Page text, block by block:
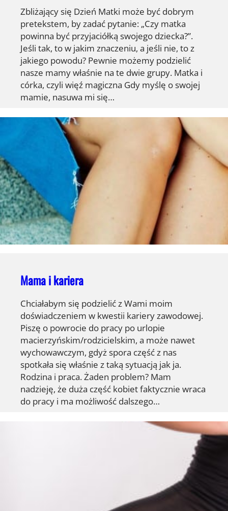
Zbliżający się Dzień Matki może być dobrym
pretekstem, by zadać pytanie: „Czy matka
powinna być przyjaciółką swojego dziecka?”.
Jeśli tak, to w jakim znaczeniu, a jeśli nie, to z
jakiego powodu? Pewnie możemy podzielić
nasze mamy właśnie na te dwie grupy. Matka i
córka, czyli więź magiczna Gdy myślę o swojej
mamie, nasuwa mi się…
Mama i kariera
Chciałabym się podzielić z Wami moim
doświadczeniem w kwestii kariery zawodowej.
Piszę o powrocie do pracy po urlopie
macierzyńskim/rodzicielskim, a może nawet
wychowawczym, gdyż spora część z nas
spotkała się właśnie z taką sytuacją jak ja.
Rodzina i praca. Żaden problem? Mam
nadzieję, że duża część kobiet faktycznie wraca
do pracy i ma możliwość dalszego…